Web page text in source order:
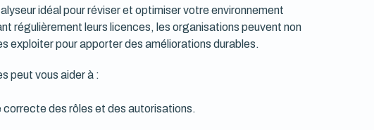
idéal pour réviser et optimiser votre environnement
régulièrement leurs licences, les organisations peuvent non
exploiter pour apporter des améliorations durables.
peut vous aider à :
des rôles et des autorisations.